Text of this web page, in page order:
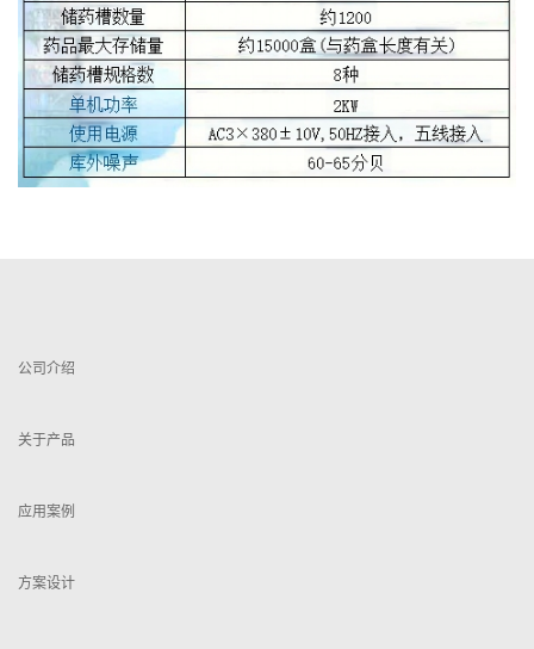
公司介绍
关于产品
应用案例
方案设计